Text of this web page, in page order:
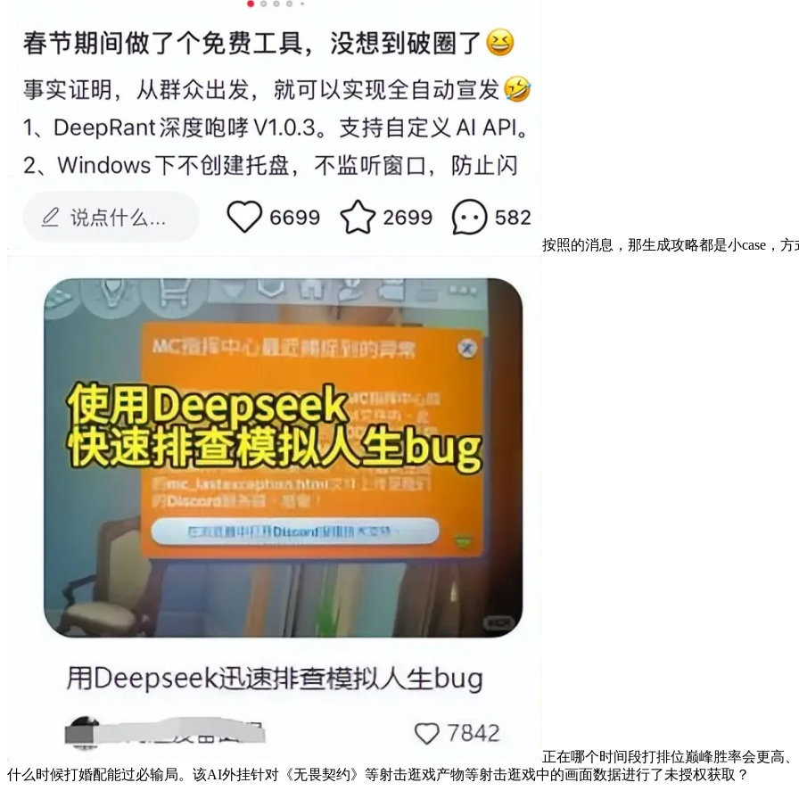
按照的消息，那生成攻略都是小case，方
正在哪个时间段打排位巅峰胜率会更高
什么时候打婚配能过必输局。该AI外挂针对《无畏契约》等射击逛戏产物等射击逛戏中的画面数据进行了未授权获取？